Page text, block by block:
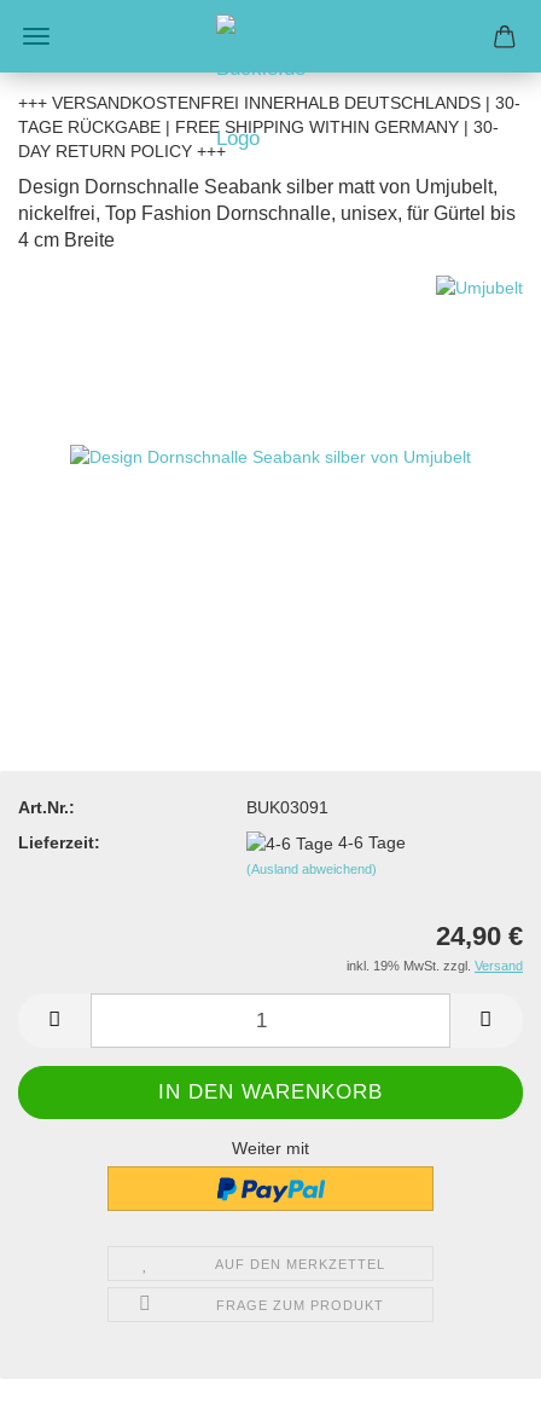
+++ VERSANDKOSTENFREI INNERHALB DEUTSCHLANDS | 30-
TAGE RÜCKGABE | FREE SHIPPING WITHIN GERMANY | 30-
DAY RETURN POLICY +++
Design Dornschnalle Seabank silber matt von Umjubelt,
nickelfrei, Top Fashion Dornschnalle, unisex, für Gürtel bis
4 cm Breite
Art.Nr.:
BUK03091
Lieferzeit:
4-6 Tage
(Ausland abweichend)
24,90 €
inkl. 19% MwSt. zzgl. Versand
Weiter mit
AUF DEN MERKZETTEL
FRAGE ZUM PRODUKT